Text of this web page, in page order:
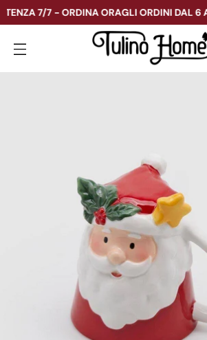
7/7 - ORDINA ORAGLI ORDINI DAL 6